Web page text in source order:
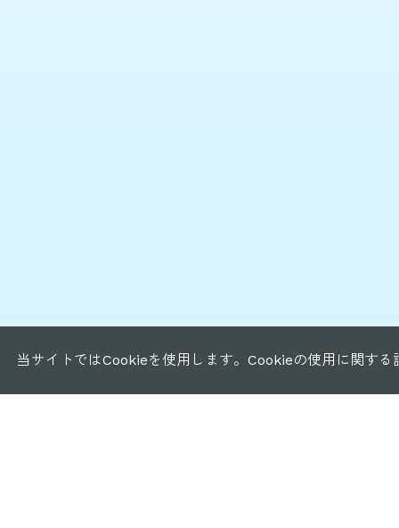
当サイトではCookieを使用します。Cookieの使用に関する